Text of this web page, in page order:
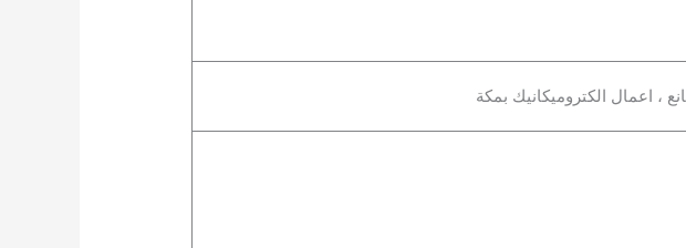
، اعمال الكتروميكانيك بمكة